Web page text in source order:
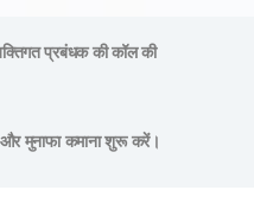
प्रबंधक की कॉल की
मुनाफा कमाना शुरू करें।